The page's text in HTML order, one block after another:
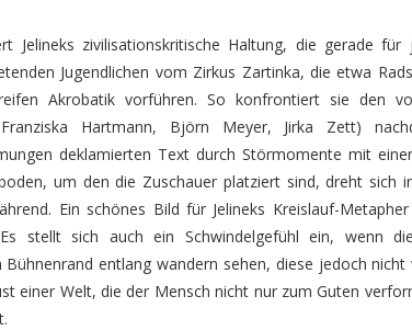
Jelineks zivilisationskritische Haltung, die gerade für
Jugendlichen vom Zirkus Zartinka, die etwa
Akrobatik vorführen. So konfrontiert sie den
Hartmann, Björn Meyer, Jirka Zett)
deklamierten Text durch Störmomente mit
um den die Zuschauer platziert sind, dreht sich
Ein schönes Bild für Jelineks Kreislauf-
stellt sich auch ein Schwindelgefühl ein, wenn
entlang wandern sehen, diese jedoch nicht
einer Welt, die der Mensch nicht nur zum Guten